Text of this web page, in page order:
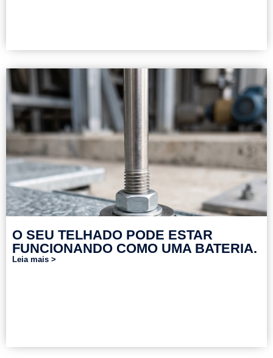
O SEU TELHADO PODE ESTAR
FUNCIONANDO COMO UMA BATERIA.
Leia mais >